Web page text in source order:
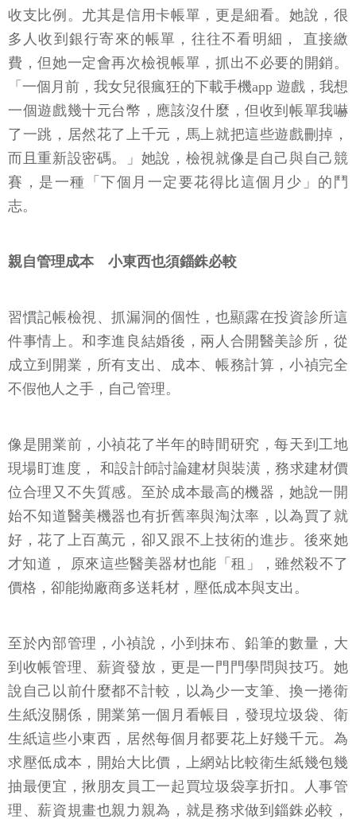
收支比例。尤其是信用卡帳單，更是細看。她說，很
多人收到銀行寄來的帳單，往往不看明細， 直接繳
費，但她一定會再次檢視帳單，抓出不必要的開銷。
「一個月前，我女兒很瘋狂的下載手機app 遊戲，我想
一個遊戲幾十元台幣，應該沒什麼，但收到帳單我嚇
了一跳，居然花了上千元，馬上就把這些遊戲刪掉，
而且重新設密碼。」她說，檢視就像是自己與自己競
賽，是一種「下個月一定要花得比這個月少」的鬥
志。
親自管理成本 小東西也須錙銖必較
習慣記帳檢視、抓漏洞的個性，也顯露在投資診所這
件事情上。和李進良結婚後，兩人合開醫美診所，從
成立到開業，所有支出、成本、帳務計算，小禎完全
不假他人之手，自己管理。
像是開業前，小禎花了半年的時間研究，每天到工地
現場盯進度， 和設計師討論建材與裝潢，務求建材價
位合理又不失質感。至於成本最高的機器，她說一開
始不知道醫美機器也有折舊率與淘汰率，以為買了就
好，花了上百萬元，卻又跟不上技術的進步。後來她
才知道， 原來這些醫美器材也能「租」，雖然殺不了
價格，卻能拗廠商多送耗材，壓低成本與支出。
至於內部管理，小禎說，小到抹布、鉛筆的數量，大
到收帳管理、薪資發放，更是一門門學問與技巧。她
說自己以前什麼都不計較，以為少一支筆、換一捲衛
生紙沒關係，開業第一個月看帳目，發現垃圾袋、衛
生紙這些小東西，居然每個月都要花上好幾千元。為
求壓低成本，開始大比價，上網站比較衛生紙幾包幾
抽最便宜，揪朋友員工一起買垃圾袋享折扣。人事管
理、薪資規畫也親力親為，就是務求做到錙銖必較，